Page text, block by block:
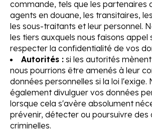
commande, tels que les partenaires
agents en douane, les transitaires,
les sous-traitants et leur personnel.
les tiers auxquels nous faisons appel
respecter la confidentialité de vos
Autorités : si les autorités
nous pourrions être amenés à leur
données personnelles si la loi l'exige.
également divulguer vos données
lorsque cela s'avère absolument
prévenir, détecter ou poursuivre des
criminelles.